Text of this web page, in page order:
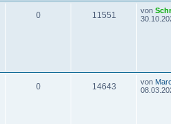
0 11551 von
0 14643 von